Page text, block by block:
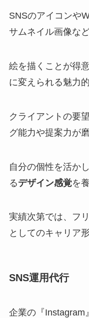
SNSのアイコンや
サムネイル画像な
絵を描くことが得
に変えられる魅力
クライアントの要
グ能力や提案力が
自分の個性を活か
るデザイン感覚を
実績次第では、フ
としてのキャリア
SNS運用代行
企業の『Instagram